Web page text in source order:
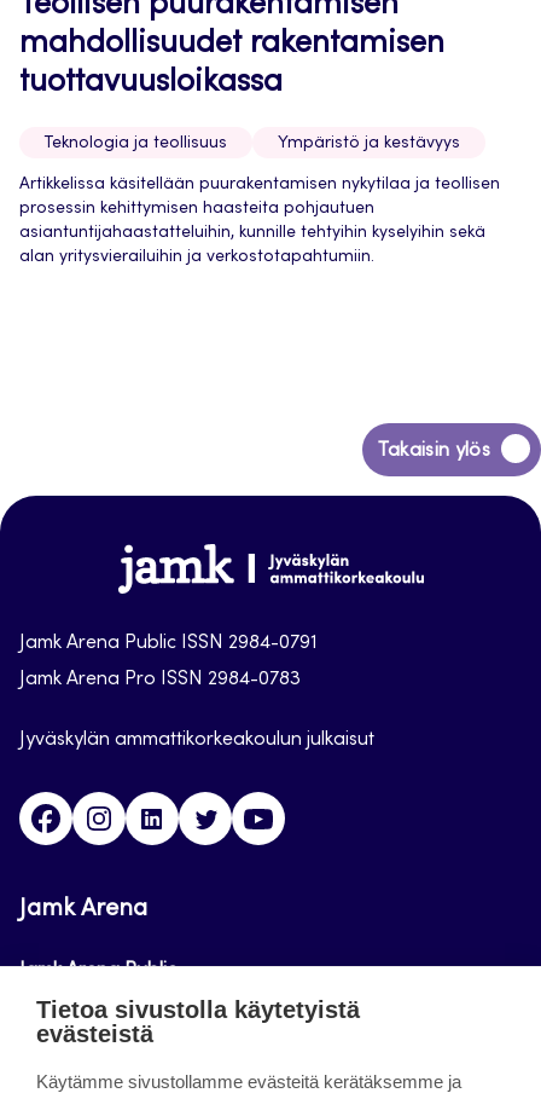
mahdollisuudet rakentamisen
tuottavuusloikassa
Teknologia ja teollisuus Ympäristö ja kestävyys
Artikkelissa käsitellään puurakentamisen nykytilaa ja teollisen
prosessin kehittymisen haasteita pohjautuen
asiantuntijahaastatteluihin, kunnille tehtyihin kyselyihin sekä
alan yritysvierailuihin ja verkostotapahtumiin.
Takaisin ylös
Siirry
takaisin
Jamk
Arena
Jamk Arena Public ISSN 2984-0791
Jamk Arena Pro ISSN 2984-0783
Jyväskylän ammattikorkeakoulun julkaisut
FacebookInstagramLinkedinTwitter
Jamk Arena
Jamk Arena Public
Jamk Arena Pro
Tietoa sivustolla käytetyistä
evästeistä
Käytämme sivustollamme evästeitä kerätäksemme ja